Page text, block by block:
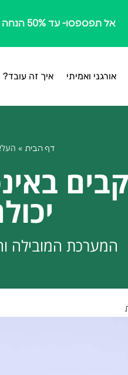
אל תפספסו- עד 50% הנחה למגוון חבילות
אורגני ואמיתי איך זה עובד?
דף הבית »
המערכת המובילה